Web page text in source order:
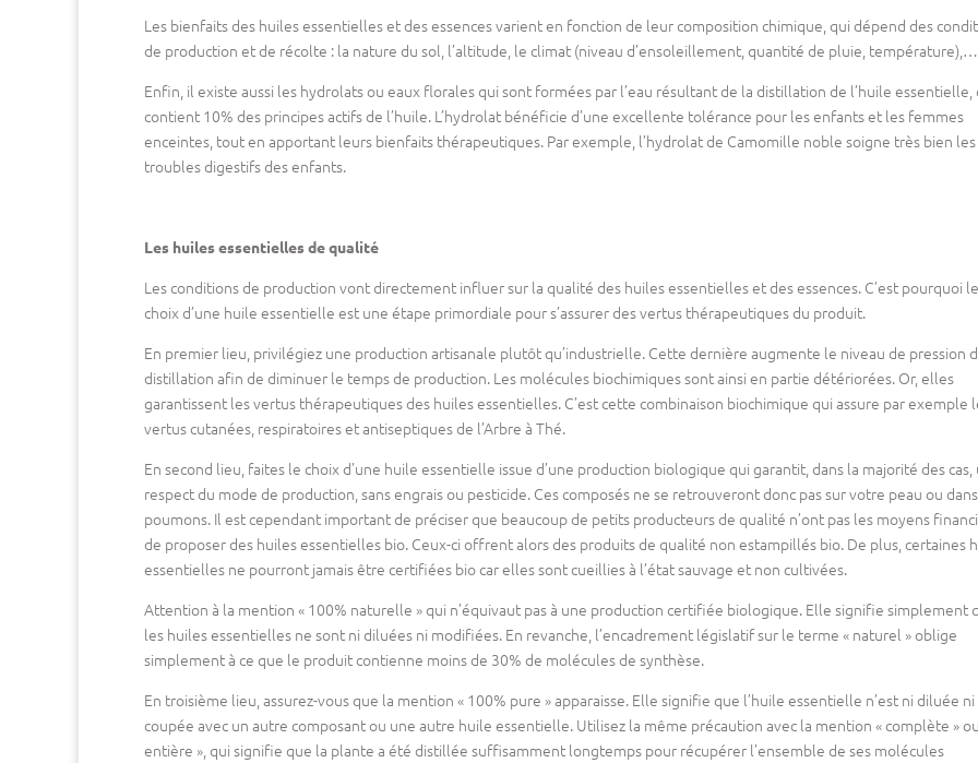
Les bienfaits des huiles essentielles et des essences varient en fonction de leur composition chimique, qui dépend des
de production et de récolte : la nature du sol, l’altitude, le climat (niveau d’ensoleillement, quantité de pluie, température),…
Enfin, il existe aussi les hydrolats ou eaux florales qui sont formées par l’eau résultant de la distillation de l’huile essentielle,
contient 10% des principes actifs de l’huile. L’hydrolat bénéficie d’une excellente tolérance pour les enfants et les femmes
enceintes, tout en apportant leurs bienfaits thérapeutiques. Par exemple, l’hydrolat de Camomille noble soigne très bien les
troubles digestifs des enfants.
Les huiles essentielles de qualité
Les conditions de production vont directement influer sur la qualité des huiles essentielles et des essences. C’est pourquoi le
choix d’une huile essentielle est une étape primordiale pour s’assurer des vertus thérapeutiques du produit.
En premier lieu, privilégiez une production artisanale plutôt qu’industrielle. Cette dernière augmente le niveau de pression
distillation afin de diminuer le temps de production. Les molécules biochimiques sont ainsi en partie détériorées. Or, elles
garantissent les vertus thérapeutiques des huiles essentielles. C’est cette combinaison biochimique qui assure par exemple
vertus cutanées, respiratoires et antiseptiques de l’Arbre à Thé.
En second lieu, faites le choix d’une huile essentielle issue d’une production biologique qui garantit, dans la majorité des cas,
respect du mode de production, sans engrais ou pesticide. Ces composés ne se retrouveront donc pas sur votre peau ou
poumons. Il est cependant important de préciser que beaucoup de petits producteurs de qualité n’ont pas les moyens
de proposer des huiles essentielles bio. Ceux-ci offrent alors des produits de qualité non estampillés bio. De plus, certaines
essentielles ne pourront jamais être certifiées bio car elles sont cueillies à l’état sauvage et non cultivées.
Attention à la mention « 100% naturelle » qui n’équivaut pas à une production certifiée biologique. Elle signifie simplement
les huiles essentielles ne sont ni diluées ni modifiées. En revanche, l’encadrement législatif sur le terme « naturel » oblige
simplement à ce que le produit contienne moins de 30% de molécules de synthèse.
En troisième lieu, assurez-vous que la mention « 100% pure » apparaisse. Elle signifie que l’huile essentielle n’est ni diluée ni
coupée avec un autre composant ou une autre huile essentielle. Utilisez la même précaution avec la mention « complète »
entière », qui signifie que la plante a été distillée suffisamment longtemps pour récupérer l’ensemble de ses molécules